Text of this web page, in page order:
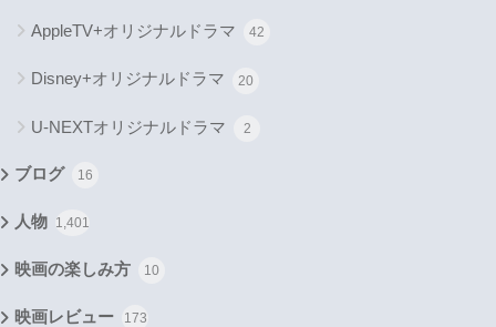
AppleTV+オリジナルドラマ 42
Disney+オリジナルドラマ 20
U-NEXTオリジナルドラマ 2
ブログ 16
人物 1,401
映画の楽しみ方 10
映画レビュー 173